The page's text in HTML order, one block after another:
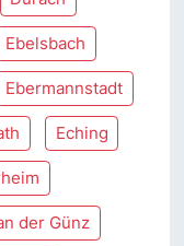
Ebelsbach
Ebermannstadt
Eching
der Günz